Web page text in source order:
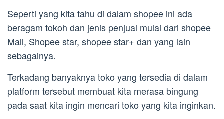
Seperti yang kita tahu di dalam shopee ini ada
beragam tokoh dan jenis penjual mulai dari shopee
Mall, Shopee star, shopee star+ dan yang lain
sebagainya.
Terkadang banyaknya toko yang tersedia di dalam
platform tersebut membuat kita merasa bingung
pada saat kita ingin mencari toko yang kita inginkan.